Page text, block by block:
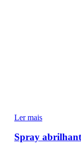
Ler mais
Spray